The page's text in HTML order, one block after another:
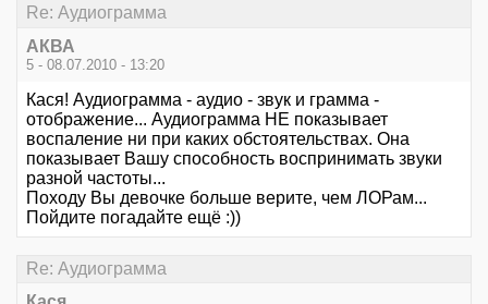
Re: Аудиограмма
АКВА
5 - 08.07.2010 - 13:20
Кася! Аудиограмма - аудио - звук и грамма -
отображение... Аудиограмма НЕ показывает
воспаление ни при каких обстоятельствах. Она
показывает Вашу способность воспринимать звуки
разной частоты...
Походу Вы девочке больше верите, чем ЛОРам...
Пойдите погадайте ещё :))
Re: Аудиограмма